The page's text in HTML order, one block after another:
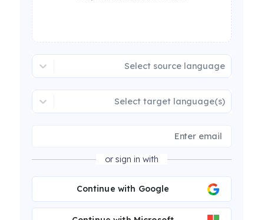
Select source language
Select target language(s)
or sign in with
Continue with Google